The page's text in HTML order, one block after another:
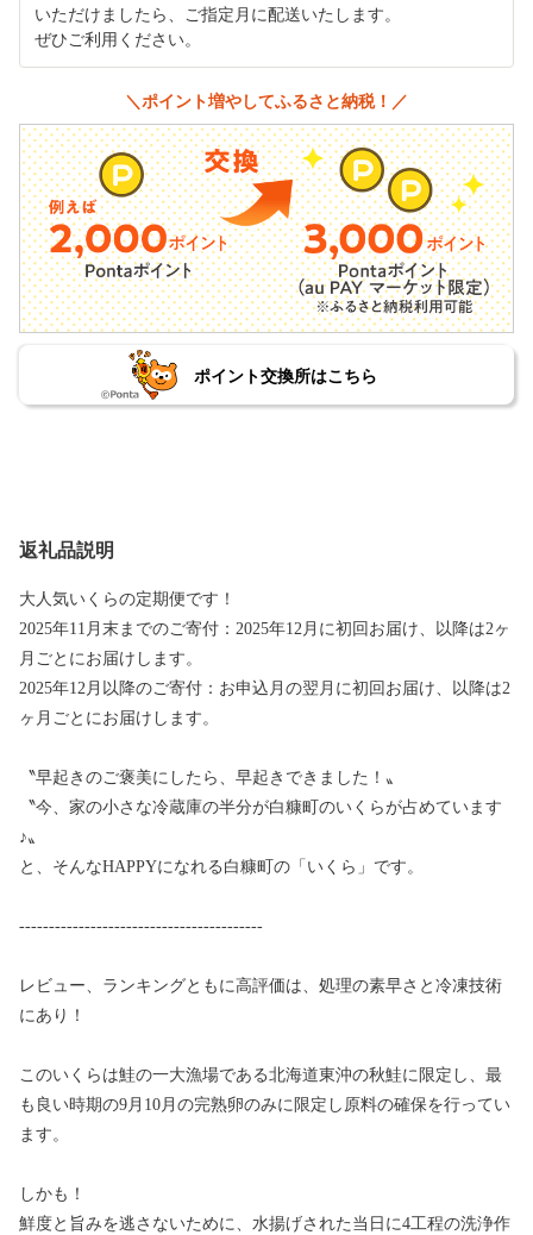
いただけましたら、ご指定月に配送いたします。
ぜひご利用ください。
＼ポイント増やしてふるさと納税！／
ポイント交換所はこちら
返礼品説明
大人気いくらの定期便です！
2025年11月末までのご寄付：2025年12月に初回お届け、以降は2ヶ
月ごとにお届けします。
2025年12月以降のご寄付：お申込月の翌月に初回お届け、以降は2
ヶ月ごとにお届けします。
〝早起きのご褒美にしたら、早起きできました！〟
〝今、家の小さな冷蔵庫の半分が白糠町のいくらが占めています
♪〟
と、そんなHAPPYになれる白糠町の「いくら」です。
-----------------------------------------
レビュー、ランキングともに高評価は、処理の素早さと冷凍技術
にあり！
このいくらは鮭の一大漁場である北海道東沖の秋鮭に限定し、最
も良い時期の9月10月の完熟卵のみに限定し原料の確保を行ってい
ます。
しかも！
鮮度と旨みを逃さないために、水揚げされた当日に4工程の洗浄作